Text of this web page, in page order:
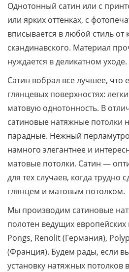
Однотонный сатин или с
или ярких оттенках, с
вписывается в любой стиль от
скандинавского. Материал
нуждается в деликатном уходе.
Сатин вобрал все лучшее, что
глянцевых поверхностях:
матовую однотонность. В
сатиновые натяжные потолки
парадные. Нежный
намного элегантнее и
матовые потолки. Сатин —
для тех случаев, когда трудно
глянцем и матовым потолком.
Мы производим сатиновые
полотен ведущих
Pongs, Renolit (Германия),
(Франция). Будем рады, если
установку натяжных потолков